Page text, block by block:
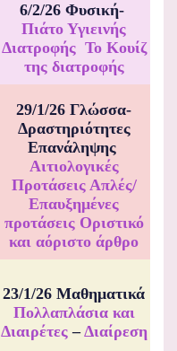
6/2/26 Φυσική-
Πιάτο Υγιεινής
Διατροφής Το Κουίζ
της διατροφής
29/1/26 Γλώσσα-
Δραστηριότητες
Επανάληψης
Αιτιολογικές
Προτάσεις Απλές/
Επαυξημένες
προτάσεις Οριστικό
και αόριστο άρθρο
23/1/26 Μαθηματικά
Πολλαπλάσια και
Διαιρέτες–Διαίρεση